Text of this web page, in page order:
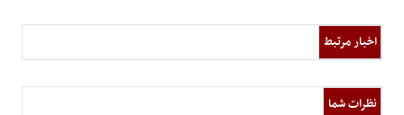
اخبار مرتبط
نظرات شما